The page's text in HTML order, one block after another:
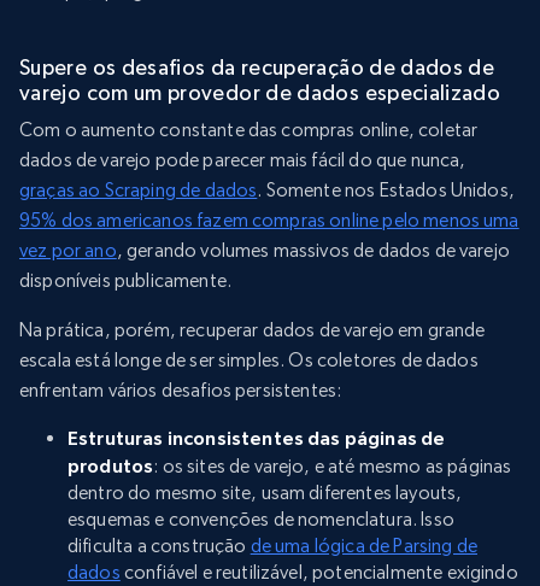
Supere os desafios da recuperação de dados de
varejo com um provedor de dados especializado
Com o aumento constante das compras online, coletar
dados de varejo pode parecer mais fácil do que nunca,
graças ao Scraping de dados. Somente nos Estados Unidos,
95% dos americanos fazem compras online pelo menos uma
vez por ano, gerando volumes massivos de dados de varejo
disponíveis publicamente.
Na prática, porém, recuperar dados de varejo em grande
escala está longe de ser simples. Os coletores de dados
enfrentam vários desafios persistentes:
Estruturas inconsistentes das páginas de
produtos: os sites de varejo, e até mesmo as páginas
dentro do mesmo site, usam diferentes layouts,
esquemas e convenções de nomenclatura. Isso
dificulta a construção de uma lógica de Parsing de
dados confiável e reutilizável, potencialmente exigindo